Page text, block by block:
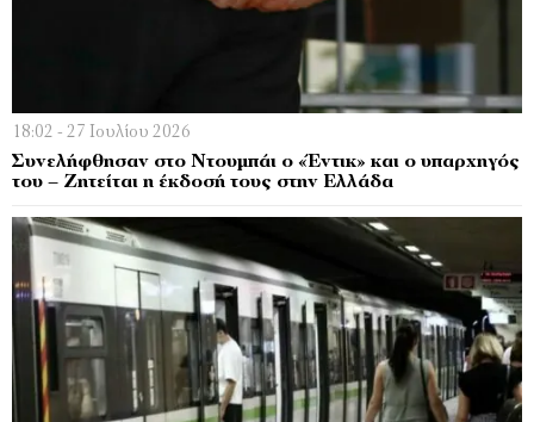
18:02 - 27 Ιουλίου 2026
Συνελήφθησαν στο Ντουμπάι ο «Έντικ» και ο υπαρχηγός
του – Ζητείται η έκδοσή τους στην Ελλάδα